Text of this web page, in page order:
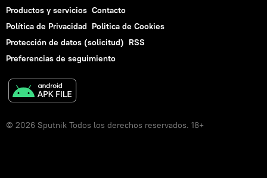
Productos y servicios Contacto
Política de Privacidad Politica de Cookies
Protección de datos (solicitud) RSS
Preferencias de seguimiento
© 2026 Sputnik Todos los derechos reservados. 18+